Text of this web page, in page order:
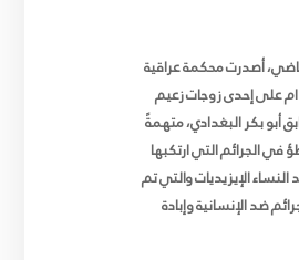
أصدرت محكمة عراقية
على إحدى زوجات زعيم
أبو بكر البغدادي، متهمةً
في الجرائم التي ارتكبها
الإيزيديات والتي تم
ضد الإنسانية وإبادة